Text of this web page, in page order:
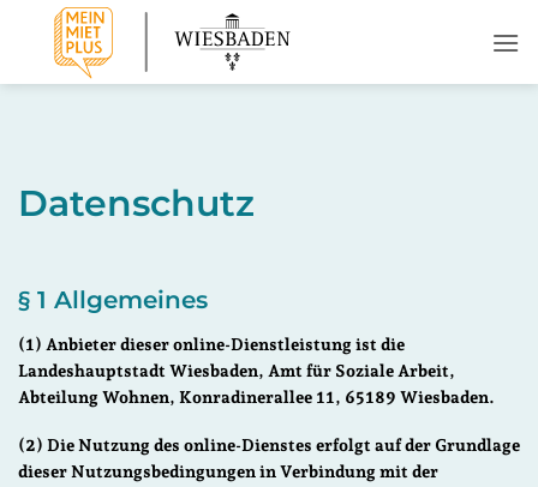
Inhalt
springen
Datenschutz
§ 1 Allgemeines
(1) Anbieter dieser online-Dienstleistung ist die
Landeshauptstadt Wiesbaden, Amt für Soziale Arbeit,
Abteilung Wohnen, Konradinerallee 11, 65189 Wiesbaden.
(2) Die Nutzung des online-Dienstes erfolgt auf der Grundlage
dieser Nutzungsbedingungen in Verbindung mit der